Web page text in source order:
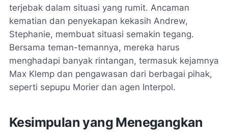
terjebak dalam situasi yang rumit. Ancaman
kematian dan penyekapan kekasih Andrew,
Stephanie, membuat situasi semakin tegang.
Bersama teman-temannya, mereka harus
menghadapi banyak rintangan, termasuk kejamnya
Max Klemp dan pengawasan dari berbagai pihak,
seperti sepupu Morier dan agen Interpol.
Kesimpulan yang Menegangkan